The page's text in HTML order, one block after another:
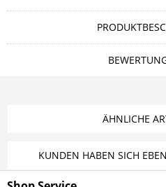
ÄHNLICHE
KUNDEN HABEN SICH